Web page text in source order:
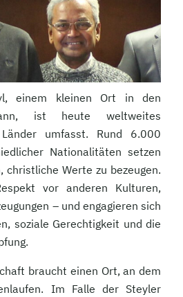
einem kleinen Ort in den
ist heute weltweites
umfasst. Rund 6.000
Nationalitäten setzen
christliche Werte zu bezeugen.
vor anderen Kulturen,
– und engagieren sich
soziale Gerechtigkeit und die
braucht einen Ort, an dem
Im Falle der Steyler